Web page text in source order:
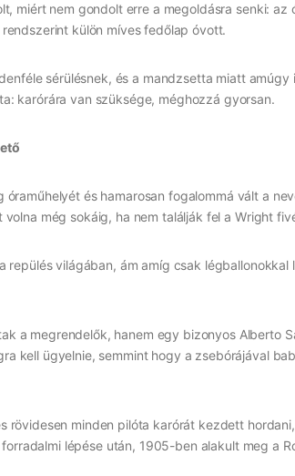
miért nem gondolt erre a megoldásra senki:
külön míves fedőlap óvott.
sérülésnek, és a mandzsetta miatt
karórára van szüksége, méghozzá gyorsan.
és hamarosan fogalommá vált a
még sokáig, ha nem találják fel a Wright
repülés világában, ám amíg csak
a megrendelők, hanem egy bizonyos Alberto
kell ügyelnie, semmint hogy a zsebórájával
rövidesen minden pilóta karórát kezdett
lépése után, 1905-ben alakult meg a